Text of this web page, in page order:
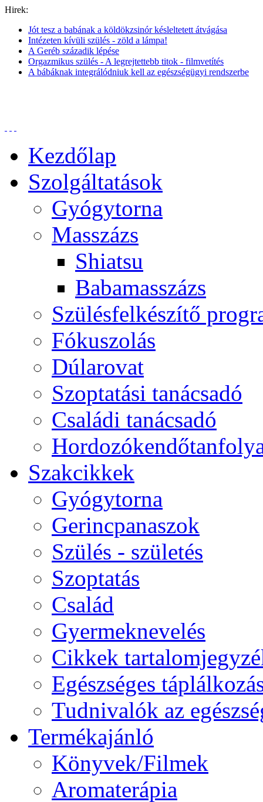
Hirek:
Jót tesz a babának a köldökzsinór késleltetett átvágása
Intézeten kívüli szülés - zöld a lámpa!
A Geréb századik lépése
Orgazmikus szülés - A legrejtettebb titok - filmvetítés
A bábáknak integrálódniuk kell az egészségügyi rendszerbe
Kezdőlap
Szolgáltatások
Gyógytorna
Masszázs
Shiatsu
Babamasszázs
Szülésfelkészítő
Fókuszolás
Dúlarovat
Szoptatási tanácsadó
Családi tanácsadó
Szakcikkek
Gyógytorna
Gerincpanaszok
Szülés - születés
Szoptatás
Család
Gyermeknevelés
Cikkek
Egészséges
Tudnivalók az
Termékajánló
Könyvek/Filmek
Aromaterápia